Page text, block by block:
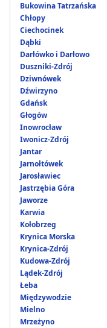
Bukowina Tatrzańska
Chłopy
Ciechocinek
Dąbki
Darłówko i Darłowo
Duszniki-Zdrój
Dziwnówek
Dźwirzyno
Gdańsk
Głogów
Inowrocław
Iwonicz-Zdrój
Jantar
Jarnołtówek
Jarosławiec
Jastrzębia Góra
Jaworze
Karwia
Kołobrzeg
Krynica Morska
Krynica-Zdrój
Kudowa-Zdrój
Lądek-Zdrój
Łeba
Międzywodzie
Mielno
Mrzeżyno